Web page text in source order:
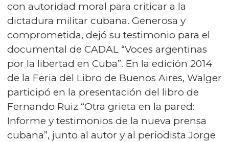
con autoridad moral para criticar a la
dictadura militar cubana. Generosa y
comprometida, dejó su testimonio para el
documental de CADAL “Voces argentinas
por la libertad en Cuba”. En la edición 2014
de la Feria del Libro de Buenos Aires, Walger
participó en la presentación del libro de
Fernando Ruiz “Otra grieta en la pared:
Informe y testimonios de la nueva prensa
cubana”, junto al autor y al periodista Jorge